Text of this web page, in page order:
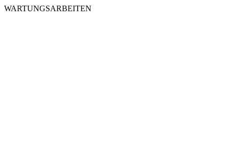
WARTUNGSARBEITEN